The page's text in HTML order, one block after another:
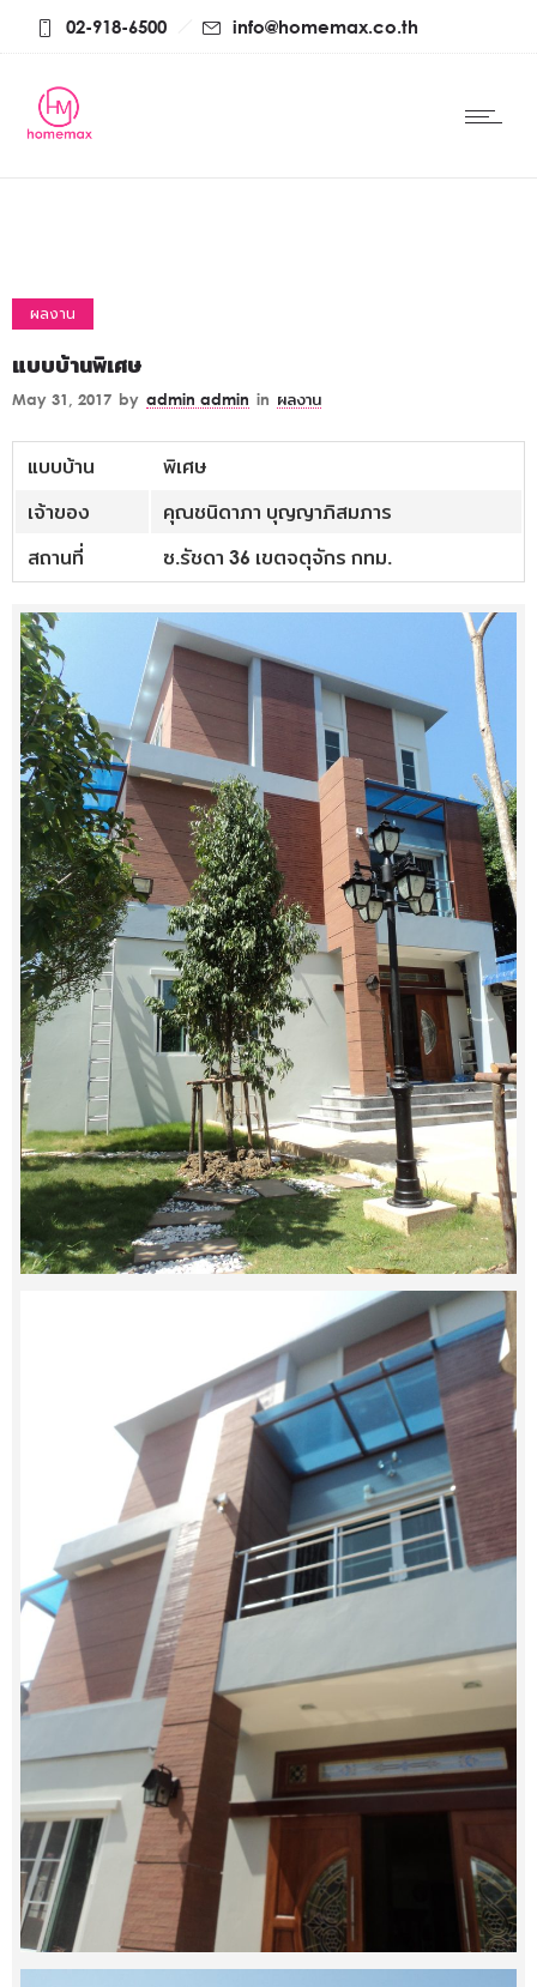
02-918-6500 info@homemax.co.th
ผลงาน
แบบบ้านพิเศษ
May 31, 2017 by admin admin in ผลงาน
แบบบ้าน
พิเศษ
เจ้าของ
คุณชนิดาภา บุญญาภิสมภาร
สถานที่
ซ.รัชดา 36 เขตจตุจักร กทม.